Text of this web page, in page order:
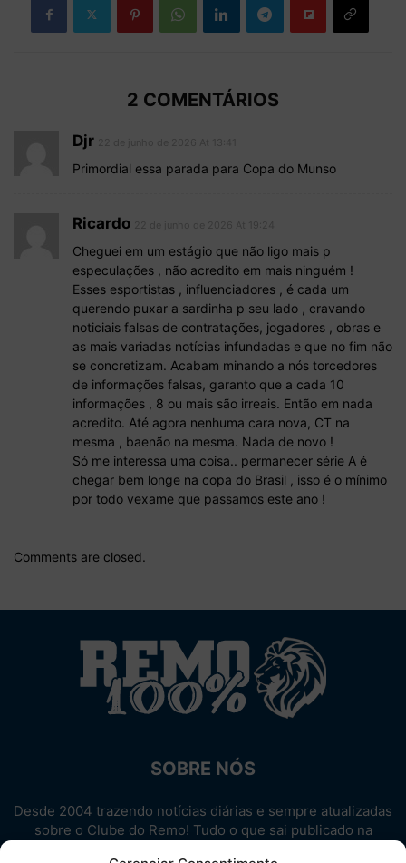
2 COMENTÁRIOS
Djr
Primordial essa parada para Copa do Munso
Ricardo
Cheguei em um estágio que não ligo mais p
especulações , não acredito em mais ninguém !
Esses esportistas , influenciadores , é cada um
querendo puxar a sardinha p seu lado , cravando
noticiais falsas de contratações, jogadores , obras e
as mais variadas notícias infundadas e que no fim não
se concretizam. Acabam minando a nós torcedores
de informações falsas, garanto que a cada 10
informações , 8 ou mais são irreais. Então em nada
acredito. Até agora nenhuma cara nova, CT na
mesma , baenão na mesma. Nada de novo !
Só me interessa uma coisa.. permanecer série A é
chegar bem longe na copa do Brasil , isso é o mínimo
por todo vexame que passamos este ano !
Comments are closed.
SOBRE NÓS
Desde 2004 trazendo notícias diárias e sempre atualizadas
sobre o Clube do Remo! Tudo o que sai publicado na